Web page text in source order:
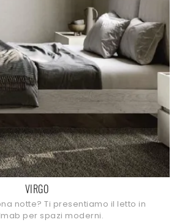
VIRGO
notte? Ti presentiamo il letto in
per spazi moderni.